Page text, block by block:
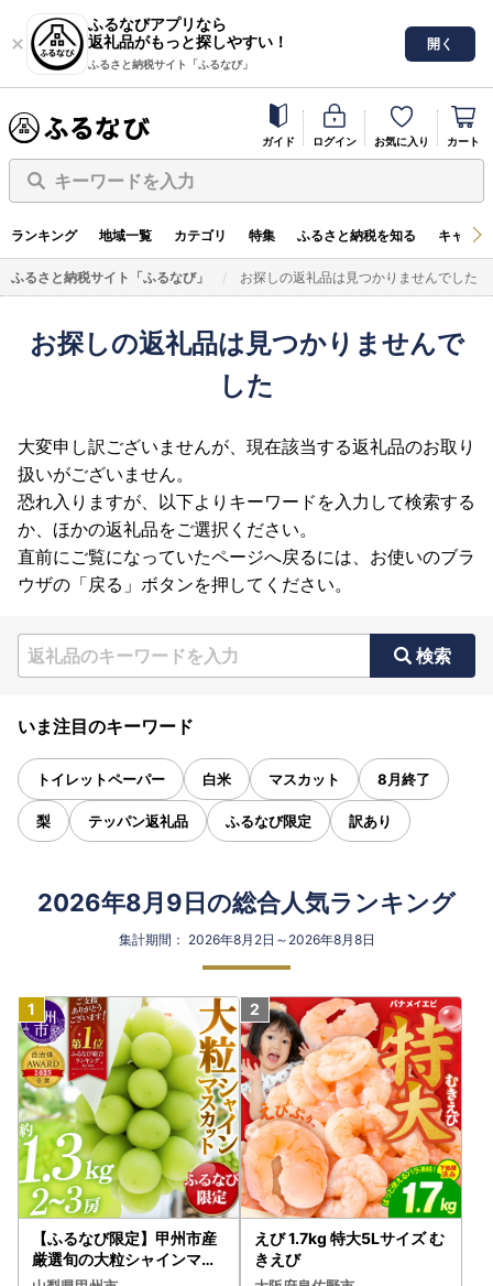
ふるなびアプリなら
返礼品がもっと探しやすい！
ふるさと納税サイト「ふるなび」
開く
ガイド ログイン お気に入り カート
キーワードを入力
ランキング 地域一覧 カテゴリ 特集 ふるさと納税を知る キャン
ふるさと納税サイト「ふるなび」 お探しの返礼品は見つかりませんでした
お探しの返礼品は見つかりませんで
した
大変申し訳ございませんが、現在該当する返礼品のお取り
扱いがございません。
恐れ入りますが、以下よりキーワードを入力して検索する
か、ほかの返礼品をご選択ください。
直前にご覧になっていたページへ戻るには、お使いのブラ
ウザの「戻る」ボタンを押してください。
検索
いま注目のキーワード
トイレットペーパー 白米 マスカット 8月終了
梨 テッパン返礼品 ふるなび限定 訳あり
2026年8月9日の総合人気ランキング
集計期間： 2026年8月2日～2026年8月8日
【ふるなび限定】甲州市産
厳選旬の大粒シャインマス
カット 約1.3kg 2～3房【2
えび 1.7kg 特大5Lサイズ む
きえび